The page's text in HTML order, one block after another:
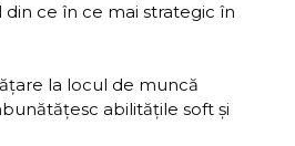
din ce în ce mai strategic în
la locul de muncă
abilitățile soft și